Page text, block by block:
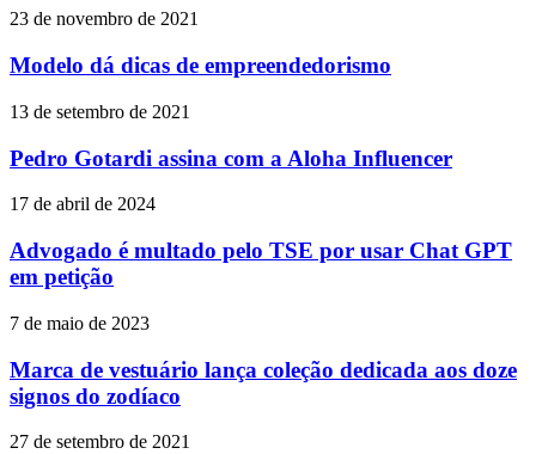
23 de novembro de 2021
Modelo dá dicas de empreendedorismo
13 de setembro de 2021
Pedro Gotardi assina com a Aloha Influencer
17 de abril de 2024
Advogado é multado pelo TSE por usar Chat GPT
em petição
7 de maio de 2023
Marca de vestuário lança coleção dedicada aos doze
signos do zodíaco
27 de setembro de 2021